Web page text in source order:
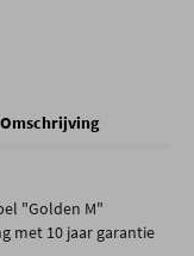
Omschrijving
"Golden M"
met 10 jaar garantie